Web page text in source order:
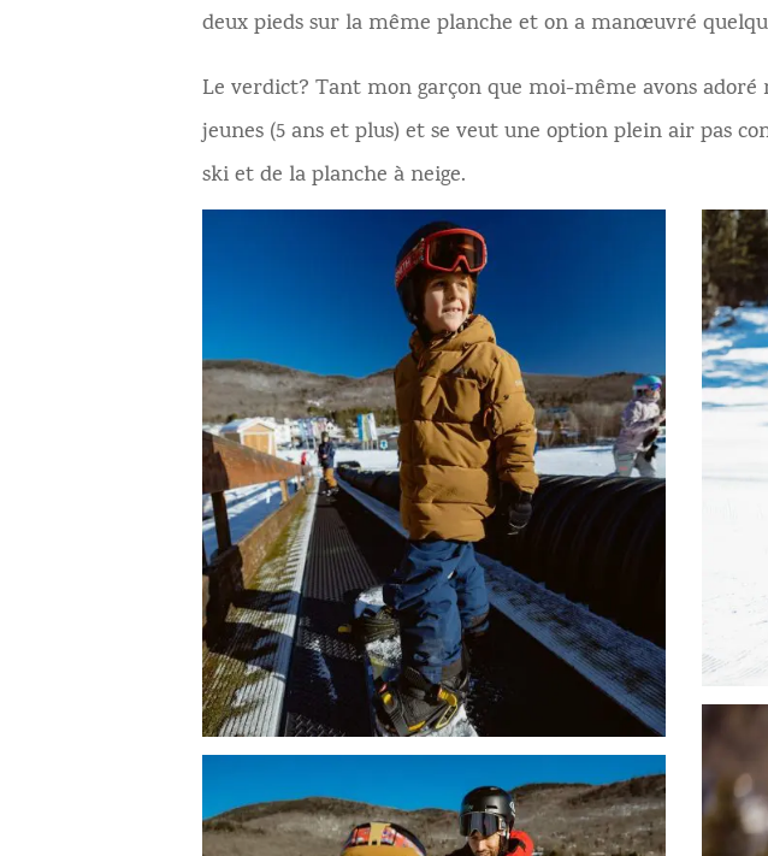
deux pieds sur la même planche et on a manœuvré
Le verdict? Tant mon garçon que moi-même avons
jeunes (5 ans et plus) et se veut une option plein air pas
ski et de la planche à neige.